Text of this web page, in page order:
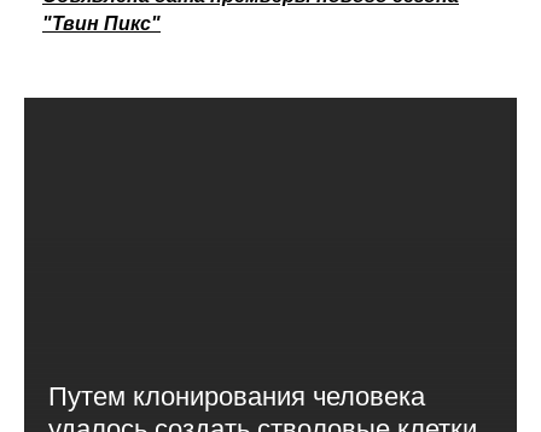
"Твин Пикс"
Путем клонирования человека